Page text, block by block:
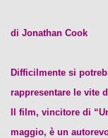
di Jonathan Cook
Difficilmente si
rappresentare le vite
Il film, vincitore di
maggio, è un